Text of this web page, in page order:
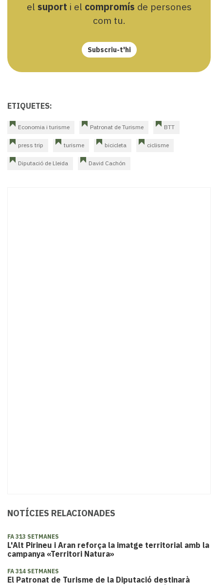
el suport i el compromís de persones
com tu.
Subscriu-t'hi
ETIQUETES:
Economia i turisme Patronat de Turisme BTT
press trip turisme bicicleta ciclisme
Diputació de Lleida David Cachón
NOTÍCIES RELACIONADES
FA 313 SETMANES
L'Alt Pirineu i Aran reforça la imatge territorial amb la
campanya «Territori Natura»
FA 314 SETMANES
El Patronat de Turisme de la Diputació destinarà